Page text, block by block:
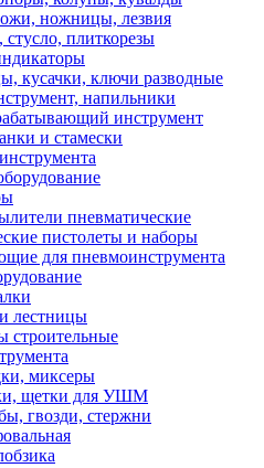
ножницы, лезвия
плиткорезы
кусачки, ключи разводные
напильники
инструмент
и стамески
пневматические
пистолеты и наборы
для пневмоинструмента
лестницы
строительные
миксеры
щетки для УШМ
гвозди, стержни